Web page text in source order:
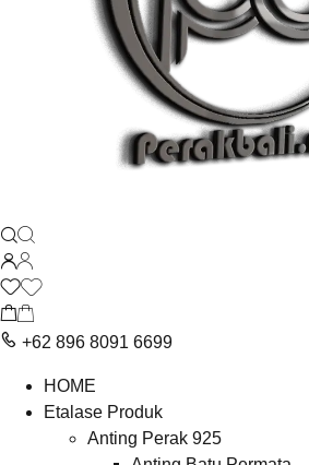
+62 896 8091 6699
HOME
Etalase Produk
Anting Perak 925